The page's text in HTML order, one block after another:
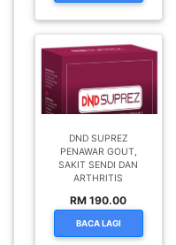
DND SUPREZ
PENAWAR GOUT,
SAKIT SENDI DAN
ARTHRITIS
RM 190.00
BACA LAGI